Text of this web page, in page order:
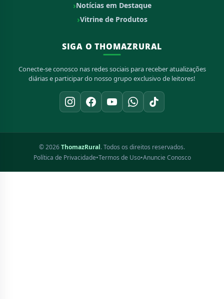
Notícias em Destaque
Vitrine de Produtos
SIGA O THOMAZRURAL
Conecte-se conosco nas redes sociais para receber atualizações
diárias e participar do nosso grupo exclusivo de leitores!
© 2026ThomazRural. Todos os direitos reservados.
Política de Privacidade•Termos de Uso•Anuncie Conosco